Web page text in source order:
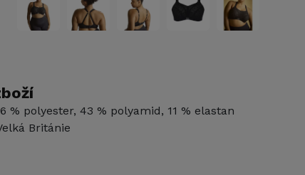
% polyester, 43 % polyamid, 11 % elastan
Británie